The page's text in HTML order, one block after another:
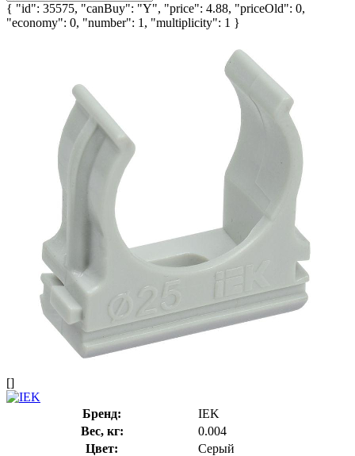
{ "id": 35575, "canBuy": "Y", "price": 4.88, "priceOld": 0,
"economy": 0, "number": 1, "multiplicity": 1 }
[]
Бренд:
IEK
Вес, кг:
0.004
Цвет:
Серый